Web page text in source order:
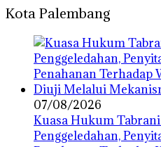
Kota Palembang
07/08/2026
‎Kuasa Hukum
Penggeledahan,